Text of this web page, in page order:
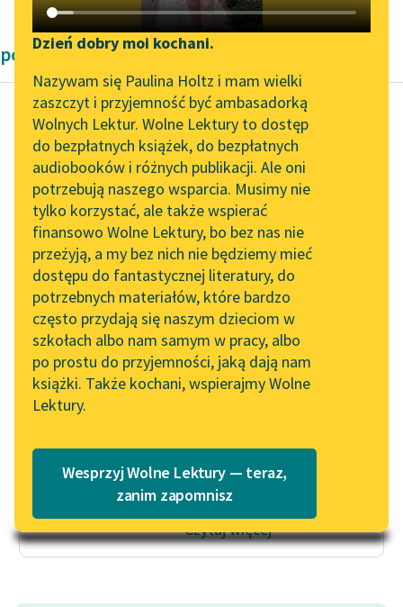
Katalog DAISY
Podkasty o książkach
Zgłoś brak utworu
Aktualności
„Prokurator Alicja Horn”
do słuchania
Byliśmy częścią AI Impact
Lab
Zapraszamy na spotkanie
online z tłumaczkami
literatury skandynawskiej
Spotkanie z Katarzyną
Tunkiel w Oslo
102. lata temu zmarł
Joseph Conrad
Lektury szkolne i klasyka
literatury do słuchania dla
uczennic i uczniów z
niepełnosprawnościami
Narzędzia
Mapa Wolnych Lektur
Leśmianator
Przewodnik dla piszących i
czytających
API
OAI-PMH
Widget Wolnych Lektur
Przypisy
Katalog w formacie PDF
Dzień dobry moi kochani.
Nazywam się Paulina Holtz i mam wielki
zaszczyt i przyjemność być ambasadorką
Wolnych Lektur. Wolne Lektury to dostęp
do bezpłatnych książek, do bezpłatnych
audiobooków i różnych publikacji. Ale oni
potrzebują naszego wsparcia. Musimy nie
tylko korzystać, ale także wspierać
finansowo Wolne Lektury, bo bez nas nie
przeżyją, a my bez nich nie będziemy mieć
dostępu do fantastycznej literatury, do
potrzebnych materiałów, które bardzo
często przydają się naszym dzieciom w
szkołach albo nam samym w pracy, albo
po prostu do przyjemności, jaką dają nam
książki. Także kochani, wspierajmy Wolne
Lektury.
Wesprzyj Wolne Lektury — teraz,
zanim zapomnisz
powieści fantastyczne
Teodor Tripplin
Podróż po Księżycu
Telegrafia
elektryczna
zniszczyła
przeszkodę
przestrzeni i
czasu, a
aerostatyka,
pracując nad
dopełni...
Czytaj więcej